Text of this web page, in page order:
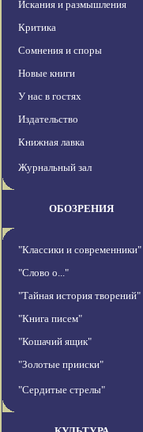
Искания и размышления
Критика
Сомнения и споры
Новые книги
У нас в гостях
Издательство
Книжная лавка
Журнальный зал
ОБОЗРЕНИЯ
"Классики и современники"
"Слово о..."
"Тайная история творений"
"Книга писем"
"Кошачий ящик"
"Золотые прииски"
"Сердитые стрелы"